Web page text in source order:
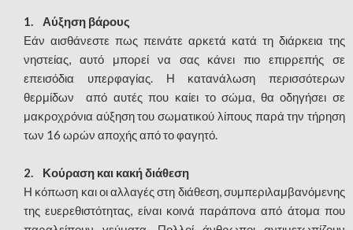
1. Αύξηση βάρους
Εάν αισθάνεστε πως πεινάτε αρκετά κατά τη διάρκεια της
νηστείας, αυτό μπορεί να σας κάνει πιο επιρρεπής σε
επεισόδια υπερφαγίας. Η κατανάλωση περισσότερων
θερμίδων από αυτές που καίει το σώμα, θα οδηγήσει σε
μακροχρόνια αύξηση του σωματικού λίπους παρά την τήρηση
των 16 ωρών αποχής από το φαγητό.
2. Κούραση και κακή διάθεση
Η κόπωση και οι αλλαγές στη διάθεση, συμπεριλαμβανόμενης
της ευερεθιστότητας, είναι κοινά παράπονα από άτομα που